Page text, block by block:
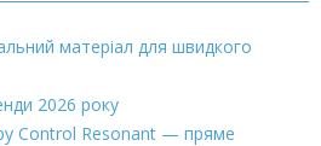
матеріал для швидкого
2026 року
Control Resonant — пряме